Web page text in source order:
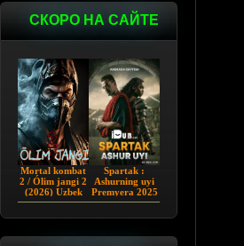
СКОРО НА САЙТЕ
Mortal kombat
2 / Ólim jangi 2
(2026) Uzbek
tilida
Spartak :
Ashurning uyi
Premyera 2025
Barcha qismlar